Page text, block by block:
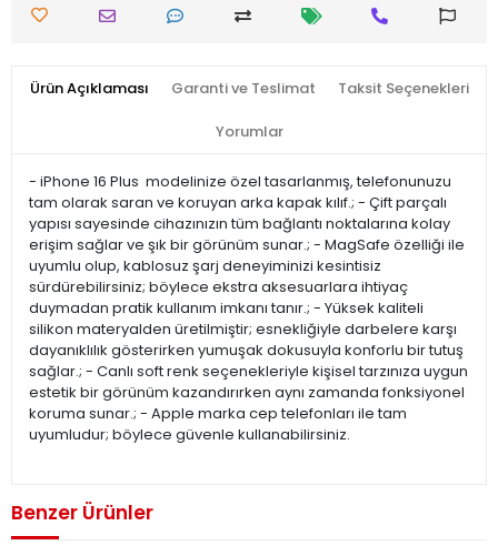
Ürün Açıklaması Garanti ve Teslimat Taksit Seçenekleri
Yorumlar
- iPhone 16 Plus modelinize özel tasarlanmış, telefonunuzu
tam olarak saran ve koruyan arka kapak kılıf.; - Çift parçalı
yapısı sayesinde cihazınızın tüm bağlantı noktalarına kolay
erişim sağlar ve şık bir görünüm sunar.; - MagSafe özelliği ile
uyumlu olup, kablosuz şarj deneyiminizi kesintisiz
sürdürebilirsiniz; böylece ekstra aksesuarlara ihtiyaç
duymadan pratik kullanım imkanı tanır.; - Yüksek kaliteli
silikon materyalden üretilmiştir; esnekliğiyle darbelere karşı
dayanıklılık gösterirken yumuşak dokusuyla konforlu bir tutuş
sağlar.; - Canlı soft renk seçenekleriyle kişisel tarzınıza uygun
estetik bir görünüm kazandırırken aynı zamanda fonksiyonel
koruma sunar.; - Apple marka cep telefonları ile tam
uyumludur; böylece güvenle kullanabilirsiniz.
Benzer Ürünler